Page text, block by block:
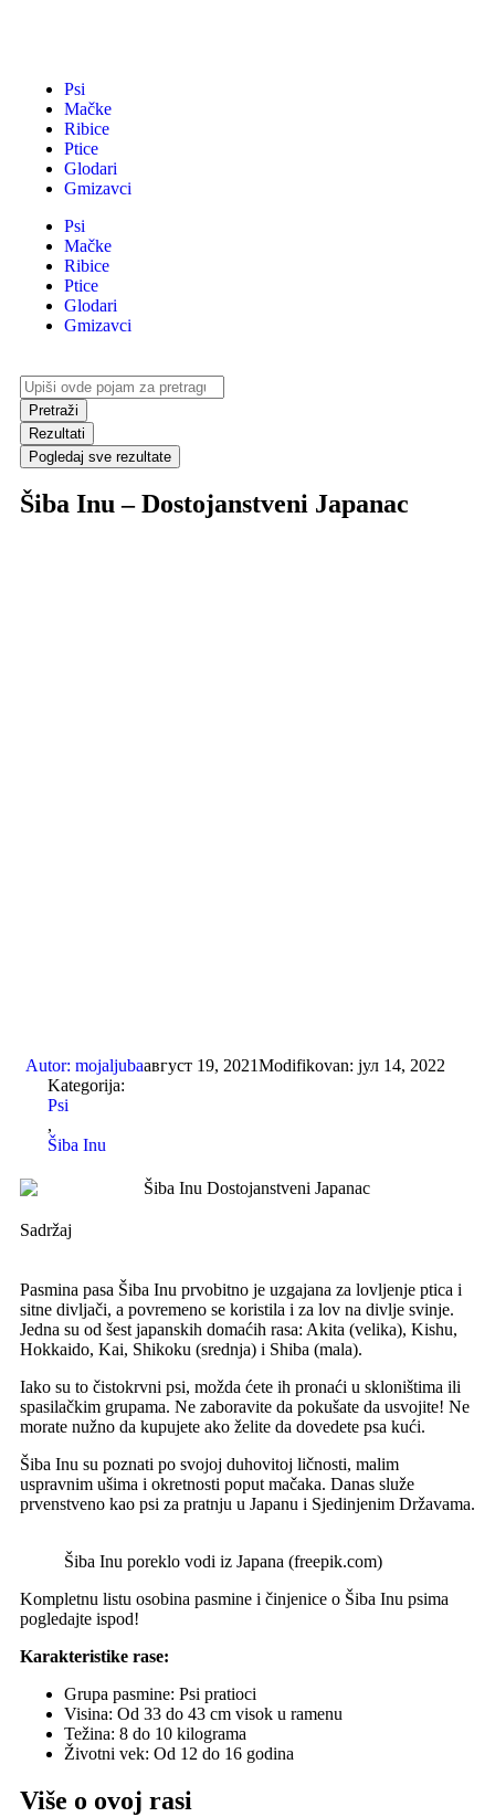
Psi
Mačke
Ribice
Ptice
Glodari
Gmizavci
Psi
Mačke
Ribice
Ptice
Glodari
Gmizavci
Pretraži
Rezultati
Pogledaj sve rezultate
Šiba Inu – Dostojanstveni Japanac
Autor: mojaljubaавгуст 19, 2021Modifikovan: јул 14, 2022
Kategorija:
Psi
,
Šiba Inu
Sadržaj
Pasmina pasa Šiba Inu prvobitno je uzgajana za lovljenje ptica i
sitne divljači, a povremeno se koristila i za lov na divlje svinje.
Jedna su od šest japanskih domaćih rasa: Akita (velika), Kishu,
Hokkaido, Kai, Shikoku (srednja) i Shiba (mala).
Iako su to čistokrvni psi, možda ćete ih pronaći u skloništima ili
spasilačkim grupama. Ne zaboravite da pokušate da usvojite! Ne
morate nužno da kupujete ako želite da dovedete psa kući.
Šiba Inu su poznati po svojoj duhovitoj ličnosti, malim
uspravnim ušima i okretnosti poput mačaka. Danas služe
prvenstveno kao psi za pratnju u Japanu i Sjedinjenim Državama.
Šiba Inu poreklo vodi iz Japana (freepik.com)
Kompletnu listu osobina pasmine i činjenice o Šiba Inu psima
pogledajte ispod!
Karakteristike rase:
Grupa pasmine: Psi pratioci
Visina: Od 33 do 43 cm visok u ramenu
Težina: 8 do 10 kilograma
Životni vek: Od 12 do 16 godina
Više o ovoj rasi